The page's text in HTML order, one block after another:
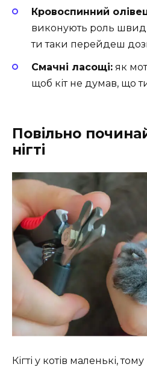
Кровоспинний
виконують роль
ти таки перейдеш
Смачні ласощі: як
щоб кіт не думав, що
Повільно
нігті
Кігті у котів маленькі,